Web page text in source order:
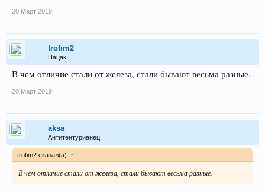
20 Март 2019
trofim2
Пацак
В чем отличие стали от железа, стали бывают весьма разные.
20 Март 2019
aksa
Антитентурианец
trofim2 сказал(а): ↑
В чем отличие стали от железа, стали бывают весьма разные.